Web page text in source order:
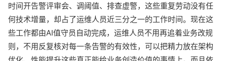
时间开告警评审会、调阈值、排查虚警，这些重复劳动没有任
何技术增量，却占了运维人员近三分之一的工作时间。现在这
些工作都由AI值守员自动完成，运维人员不用再追着业务改规
则，不用反复核对每一条告警的有效性，可以把精力放在架构